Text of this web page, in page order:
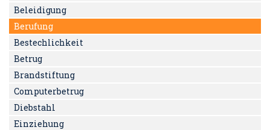
Beleidigung
Berufung
Bestechlichkeit
Betrug
Brandstiftung
Computerbetrug
Diebstahl
Einziehung